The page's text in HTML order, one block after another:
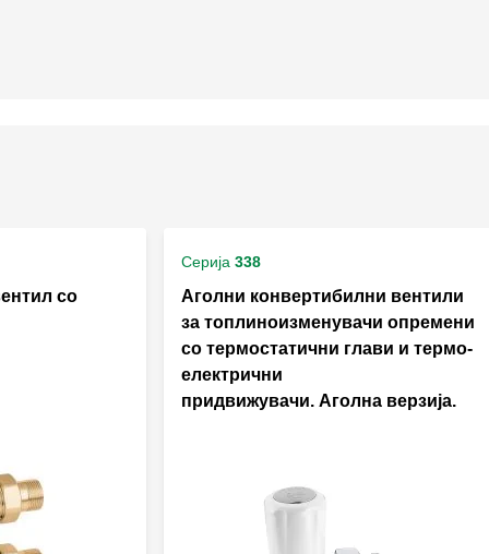
со
Серија 338
Аголни конвертибилни вентили
за топлиноизменувачи опремени
со термостатични глави и термо-
електрични
придвижувачи. Аголна верзија.